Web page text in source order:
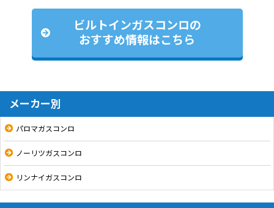
ビルトインガスコンロの
おすすめ情報はこちら
メーカー別
パロマガスコンロ
ノーリツガスコンロ
リンナイガスコンロ